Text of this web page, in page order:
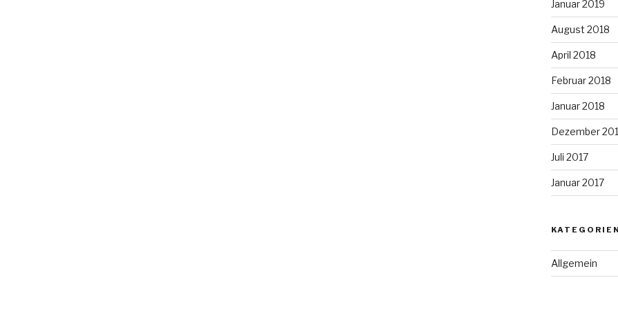
Januar 2019
August 2018
April 2018
Februar 2018
Januar 2018
Dezember
Juli 2017
Januar 2017
Allgemein